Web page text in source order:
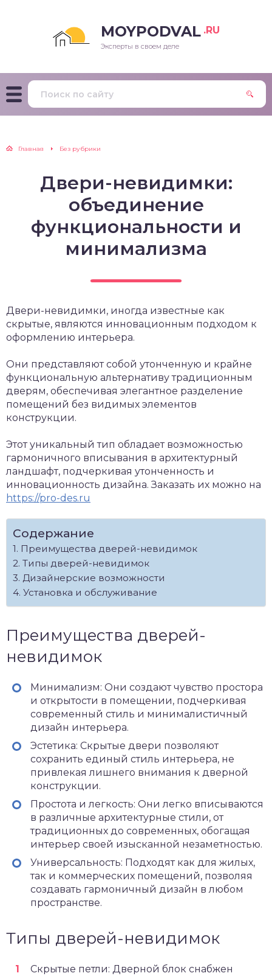
MOYPODVAL .RU
Эксперты в своем деле
Главная Без рубрики
Двери-невидимки:
объединение
функциональности и
минимализма
Двери-невидимки, иногда известные как
скрытые, являются инновационным подходом к
оформлению интерьера.
Они представляют собой утонченную и крайне
функциональную альтернативу традиционным
дверям, обеспечивая элегантное разделение
помещений без видимых элементов
конструкции.
Этот уникальный тип обладает возможностью
гармоничного вписывания в архитектурный
ландшафт, подчеркивая утонченность и
инновационность дизайна. Заказать их можно на
https://pro-des.ru
Содержание
Преимущества дверей-невидимок
Типы дверей-невидимок
Дизайнерские возможности
Установка и обслуживание
Преимущества дверей-
невидимок
Минимализм: Они создают чувство простора
и открытости в помещении, подчеркивая
современный стиль и минималистичный
дизайн интерьера.
Эстетика: Скрытые двери позволяют
сохранить единый стиль интерьера, не
привлекая лишнего внимания к дверной
конструкции.
Простота и легкость: Они легко вписываются
в различные архитектурные стили, от
традиционных до современных, обогащая
интерьер своей изысканной незаметностью.
Универсальность: Подходят как для жилых,
так и коммерческих помещений, позволяя
создавать гармоничный дизайн в любом
пространстве.
Типы дверей-невидимок
Скрытые петли: Дверной блок снабжен